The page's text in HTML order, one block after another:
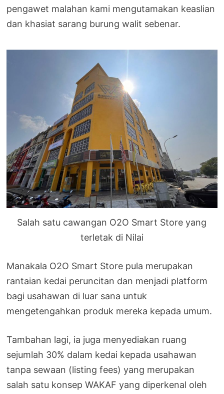
pengawet malahan kami mengutamakan keaslian
dan khasiat sarang burung walit sebenar.
Salah satu cawangan O2O Smart Store yang
terletak di Nilai
Manakala O2O Smart Store pula merupakan
rantaian kedai peruncitan dan menjadi platform
bagi usahawan di luar sana untuk
mengetengahkan produk mereka kepada umum.
Tambahan lagi, ia juga menyediakan ruang
sejumlah 30% dalam kedai kepada usahawan
tanpa sewaan (listing fees) yang merupakan
salah satu konsep WAKAF yang diperkenal oleh